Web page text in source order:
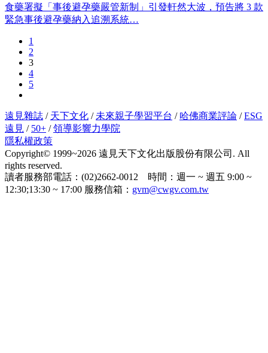
食藥署擬「事後避孕藥嚴管新制」引發軒然大波，預告將 3 款
緊急事後避孕藥納入追溯系統…
1
2
3
4
5
遠見雜誌 / 天下文化 / 未來親子學習平台 / 哈佛商業評論 /ESG
遠見 / 50+ /領導影響力學院
隱私權政策
Copyright© 1999~2026 遠見天下文化出版股份有限公司. All
rights reserved.
讀者服務部電話：(02)2662-0012 時間：週一 ~ 週五 9:00 ~
12:30;13:30 ~ 17:00 服務信箱： gvm@cwgv.com.tw